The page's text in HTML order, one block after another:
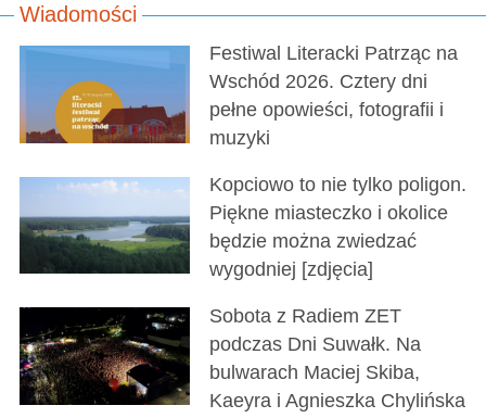
Wiadomości
Festiwal Literacki Patrząc na
Wschód 2026. Cztery dni
pełne opowieści, fotografii i
muzyki
Kopciowo to nie tylko poligon.
Piękne miasteczko i okolice
będzie można zwiedzać
wygodniej [zdjęcia]
Sobota z Radiem ZET
podczas Dni Suwałk. Na
bulwarach Maciej Skiba,
Kaeyra i Agnieszka Chylińska